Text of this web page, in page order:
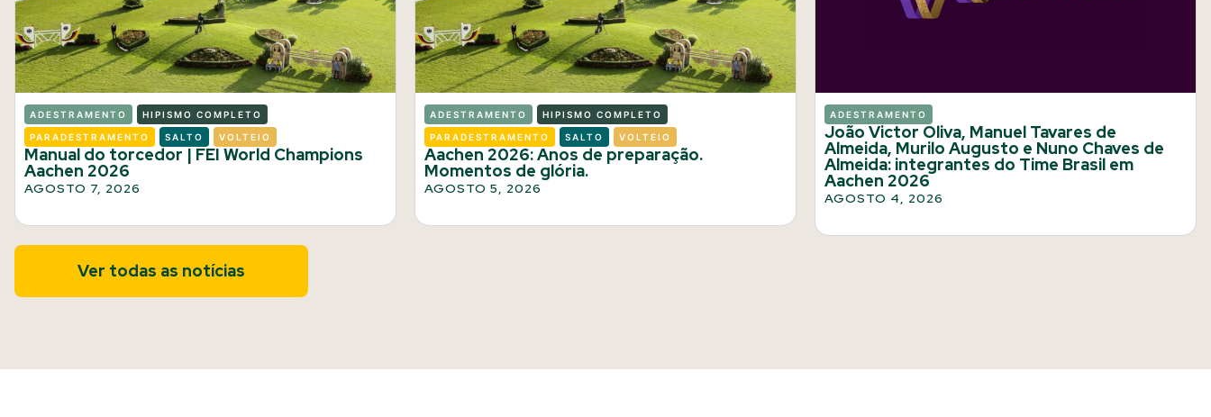
ADESTRAMENTO HIPISMO COMPLETO
PARADESTRAMENTO SALTO VOLTEIO
Manual do torcedor | FEI World Champions
Aachen 2026
AGOSTO 7, 2026
ADESTRAMENTO HIPISMO COMPLETO
PARADESTRAMENTO SALTO VOLTEIO
Aachen 2026: Anos de preparação.
Momentos de glória.
AGOSTO 5, 2026
ADESTRAMENTO
João Victor Oliva, Manuel Tavares de
Almeida, Murilo Augusto e Nuno Chaves de
Almeida: integrantes do Time Brasil em
Aachen 2026
AGOSTO 4, 2026
Ver todas as notícias